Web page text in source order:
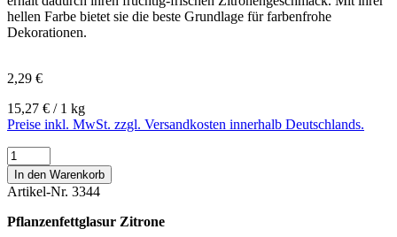
hellen Farbe bietet sie die beste Grundlage für farbenfrohe
Dekorationen.
2,29 €
15,27 € / 1 kg
Preise inkl. MwSt. zzgl. Versandkosten innerhalb Deutschlands.
In den Warenkorb
Artikel-Nr. 3344
Pflanzenfettglasur Zitrone